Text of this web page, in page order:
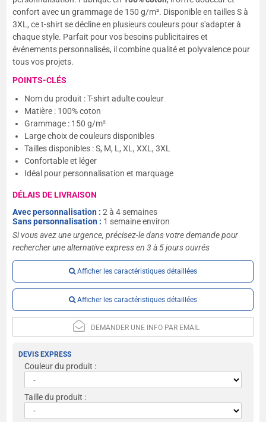
confort avec un grammage de 150 g/m². Disponible en tailles S à
3XL, ce t-shirt se décline en plusieurs couleurs pour s'adapter à
chaque style. Parfait pour vos besoins publicitaires et
événements personnalisés, il combine qualité et polyvalence pour
tous vos projets.
POINTS-CLÉS
Nom du produit : T-shirt adulte couleur
Matière : 100% coton
Grammage : 150 g/m²
Large choix de couleurs disponibles
Tailles disponibles : S, M, L, XL, XXL, 3XL
Confortable et léger
Idéal pour personnalisation et marquage
DÉLAIS DE LIVRAISON
Avec personnalisation :2 à 4 semaines
Sans personnalisation : 1 semaine environ
Si vous avez une urgence, précisez-le dans votre demande pour
rechercher une alternative express en 3 à 5 jours ouvrés
Afficher les caractéristiques détaillées
Afficher les caractéristiques détaillées
DEMANDER UNE INFO PAR EMAIL
DEVIS EXPRESS
Couleur du produit :
Taille du produit :